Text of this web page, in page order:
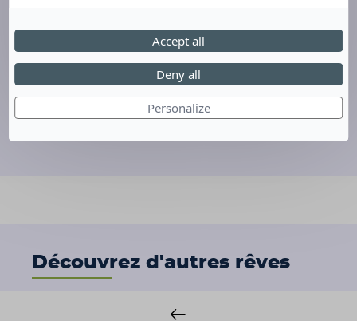
Découvrez d'autres rêves
Personalize
Deny all
Accept all